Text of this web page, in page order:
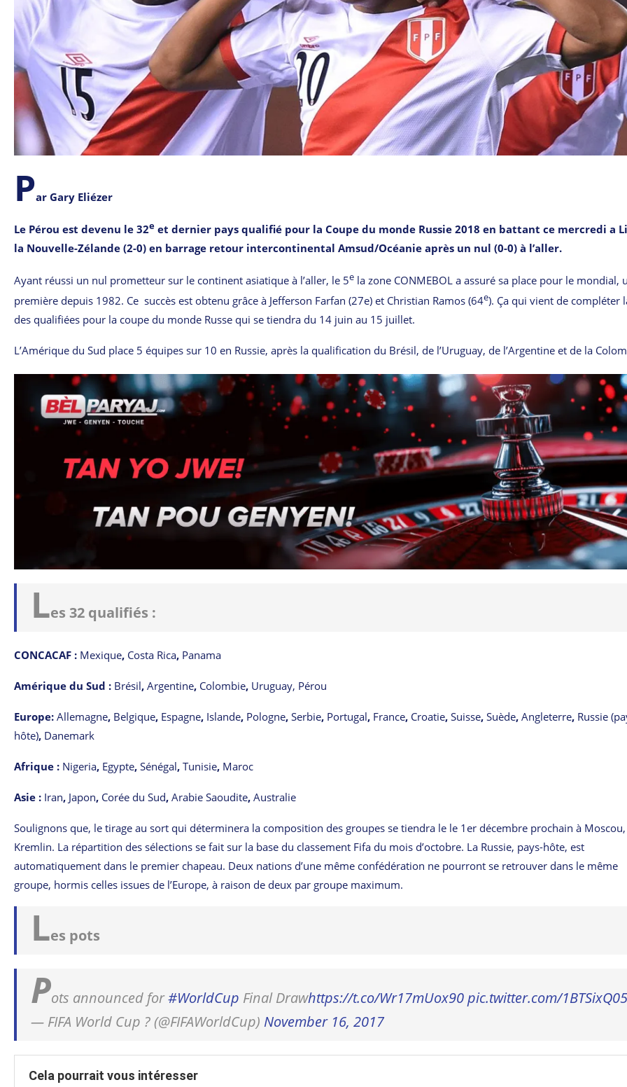
Par Gary Eliézer
Le Pérou est devenu le 32e et dernier pays qualifié pour la Coupe du monde Russie 2018 en battant ce mercredi a
la Nouvelle-Zélande (2-0) en barrage retour intercontinental Amsud/Océanie après un nul (0-0) à l’aller.
Ayant réussi un nul prometteur sur le continent asiatique à l’aller, le 5e la zone CONMEBOL a assuré sa place pour le mondial,
première depuis 1982. Ce succès est obtenu grâce à Jefferson Farfan (27e) et Christian Ramos (64e). Ça qui vient de compléter
des qualifiées pour la coupe du monde Russe qui se tiendra du 14 juin au 15 juillet.
L’Amérique du Sud place 5 équipes sur 10 en Russie, après la qualification du Brésil, de l’Uruguay, de l’Argentine et de la
Les 32 qualifiés :
CONCACAF : Mexique, Costa Rica, Panama
Amérique du Sud : Brésil, Argentine, Colombie, Uruguay, Pérou
Europe: Allemagne, Belgique, Espagne, Islande, Pologne, Serbie, Portugal, France, Croatie, Suisse, Suède, Angleterre, Russie
hôte), Danemark
Afrique : Nigeria, Egypte, Sénégal, Tunisie, Maroc
Asie : Iran, Japon, Corée du Sud, Arabie Saoudite, Australie
Soulignons que, le tirage au sort qui déterminera la composition des groupes se tiendra le le 1er décembre prochain à
Kremlin. La répartition des sélections se fait sur la base du classement Fifa du mois d’octobre. La Russie, pays-hôte, est
automatiquement dans le premier chapeau. Deux nations d’une même confédération ne pourront se retrouver dans le même
groupe, hormis celles issues de l’Europe, à raison de deux par groupe maximum.
Les pots
Pots announced for#WorldCup Final Drawhttps://t.co/Wr17mUox90pic.twitter.com/
— FIFA World Cup ? (@FIFAWorldCup) November 16, 2017
Cela pourrait vous intéresser